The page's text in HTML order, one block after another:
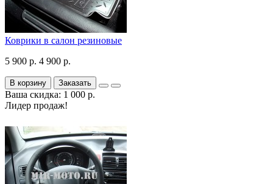
Коврики в салон резиновые
5 900 р. 4 900 р.
В корзину Заказать
Ваша скидка: 1 000 р.
Лидер продаж!